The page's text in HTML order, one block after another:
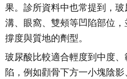
果。診所資料中也常提到，
溝、眼窩、雙頰等凹陷部位
撐度與質地的劑型。
玻尿酸比較適合輕度到中度
陷，例如顴骨下方一小塊陰